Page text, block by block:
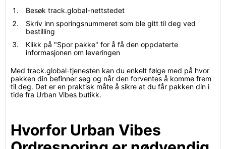
Besøk track.global-nettstedet
Skriv inn sporingsnummeret som ble gitt til deg ved
bestilling
Klikk på "Spor pakke" for å få den oppdaterte
informasjonen om leveringen
Med track.global-tjenesten kan du enkelt følge med på hvor
pakken din befinner seg og når den forventes å komme frem
til deg. Det er en praktisk måte å sikre at du får pakken din i
tide fra Urban Vibes butikk.
Hvorfor Urban Vibes